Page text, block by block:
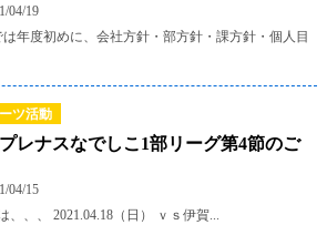
04/19
年度初めに、会社方針・部方針・課方針・個人目
ツ活動
レナスなでしこ1部リーグ第4節のご
04/15
、、、 2021.04.18（日） ｖｓ伊賀...